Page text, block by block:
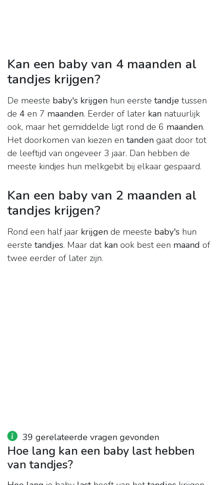
Kan een baby van 4 maanden al
tandjes krijgen?
De meeste baby's krijgen hun eerste tandje tussen
de 4 en 7 maanden. Eerder of later kan natuurlijk
ook, maar het gemiddelde ligt rond de 6 maanden.
Het doorkomen van kiezen en tanden gaat door tot
de leeftijd van ongeveer 3 jaar. Dan hebben de
meeste kindjes hun melkgebit bij elkaar gespaard.
Kan een baby van 2 maanden al
tandjes krijgen?
Rond een half jaar krijgen de meeste baby's hun
eerste tandjes. Maar dat kan ook best een maand of
twee eerder of later zijn.
39 gerelateerde vragen gevonden
Hoe lang kan een baby last hebben
van tandjes?